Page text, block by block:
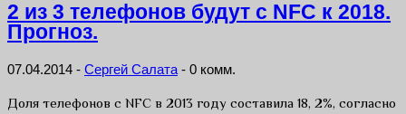
2 из 3 телефонов будут с NFC к 2018.
Прогноз.
07.04.2014 - Сергей Салата - 0 комм.
Доля телефонов с NFC в 2013 году составила 18, 2%, согласно